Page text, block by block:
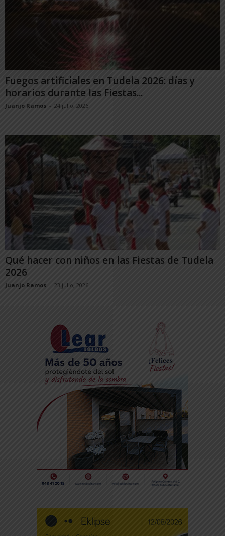
Fuegos artificiales en Tudela 2026: días y
horarios durante las Fiestas...
Juanjo Ramos - 24 julio, 2026
Qué hacer con niños en las Fiestas de Tudela
2026
Juanjo Ramos - 23 julio, 2026